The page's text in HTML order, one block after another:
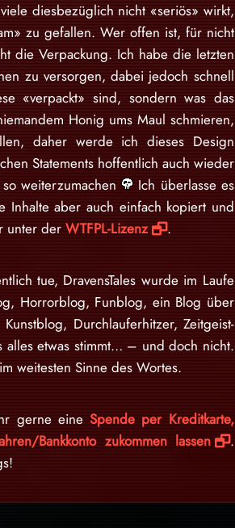
diesbezüglich nicht «seriös» wirkt,
zu gefallen. Wer offen ist, für nicht
die Verpackung. Ich habe die letzten
zu versorgen, dabei jedoch schnell
«verpackt» sind, sondern was das
Honig ums Maul schmieren,
daher werde ich dieses Design
Statements hoffentlich auch wieder
weiterzumachen
Ich überlasse es
aber auch einfach kopiert und
unter der WTFPL-Lizenz .
tue, DravensTales wurde im Laufe
Horrorblog, Funblog, ein Blog über
Durchlauferhitzer, Zeitgeist-
alles etwas stimmt… – und doch nicht.
weitesten Sinne des Wortes.
gerne eineSpende per Kreditkarte,
Bankkonto zukommen lassen
.